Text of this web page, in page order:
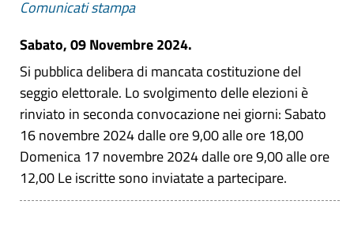
Comunicati stampa
Sabato, 09 Novembre 2024.
Si pubblica delibera di mancata costituzione del
seggio elettorale. Lo svolgimento delle elezioni è
rinviato in seconda convocazione nei giorni: Sabato
16 novembre 2024 dalle ore 9,00 alle ore 18,00
Domenica 17 novembre 2024 dalle ore 9,00 alle ore
12,00 Le iscritte sono inviatate a partecipare.